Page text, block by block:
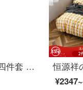
花花公子 棉绒四件套 秋冬季加厚牛奶臻棉绒四件套冬季珊瑚绒法兰绒床单冬天双面加绒床上被套 小鲸鱼 150*200单被子6斤
¥2347~